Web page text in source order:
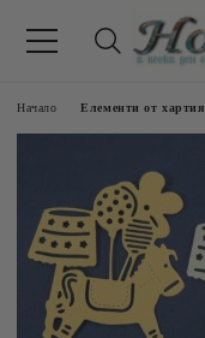
Начало Елементи от хартия